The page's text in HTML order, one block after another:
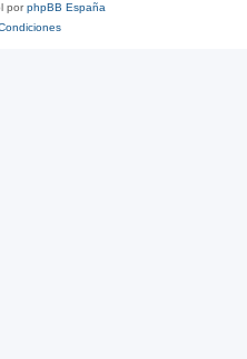
porphpBB España